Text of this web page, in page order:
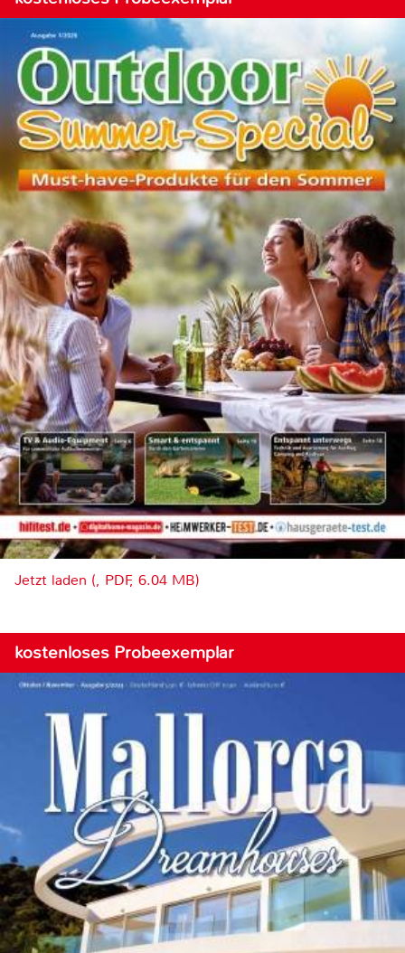
Jetzt laden (, PDF, 6.04 MB)
kostenloses Probeexemplar